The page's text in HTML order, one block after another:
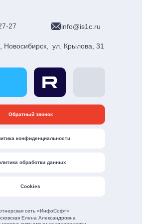
Елена Александровна
сеть «ИнфоСофт»
Cookies
Обратный звонок
конфиденциальности
обработки данных
info@is1c.ru
Новосибирск, ул. Крылова, 31
27